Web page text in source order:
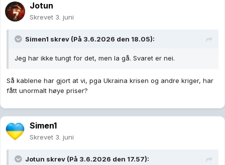
Jotun
Skrevet 3. juni
Simen1 skrev (På 3.6.2026 den 18.05):
Jeg har ikke tungt for det, men la gå. Svaret er nei.
Så kablene har gjort at vi, pga Ukraina krisen og andre kriger, har
fått unormalt høye priser?
Simen1
Skrevet 3. juni
Jotun skrev (På 3.6.2026 den 17.57):